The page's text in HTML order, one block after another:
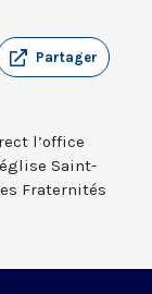
Partager
l’office
Saint-
Fraternités